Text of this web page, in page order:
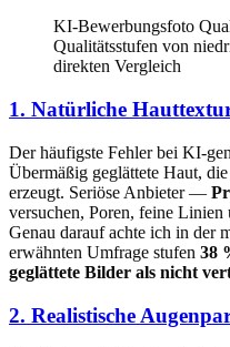
KI-Bewerbungsfoto
Qualitätsstufen von
direkten Vergleich
1. Natürliche
Der häufigste Fehler bei KI-
Übermäßig geglättete Haut,
erzeugt. Seriöse Anbieter —
versuchen, Poren, feine Linien
Genau darauf achte ich in der
erwähnten Umfrage stufen 38
geglättete Bilder als nicht
2. Realistische